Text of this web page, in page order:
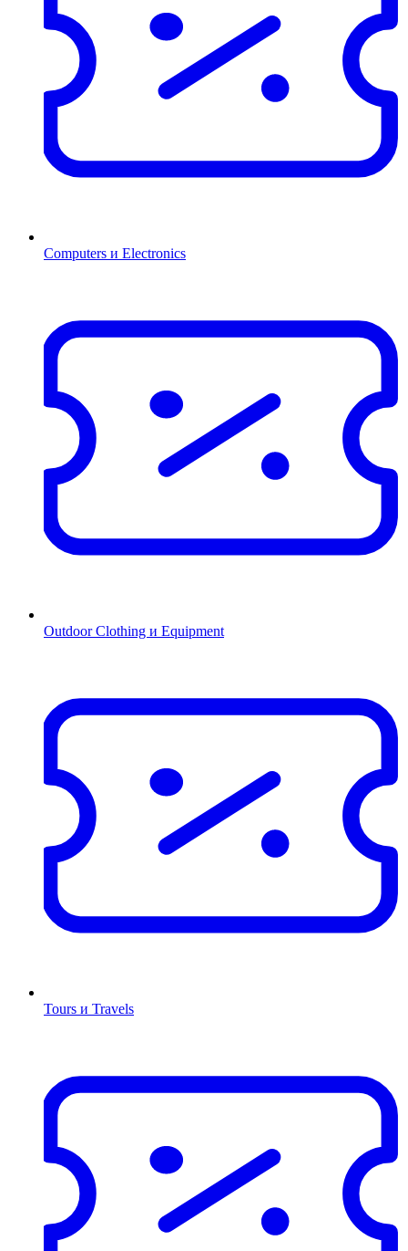
Computers и Electronics
Outdoor Clothing и Equipment
Tours и Travels